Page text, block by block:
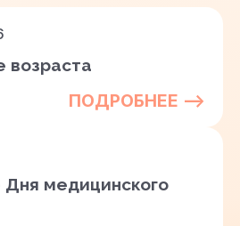
возраста
ПОДРОБНЕЕ —>
медицинского